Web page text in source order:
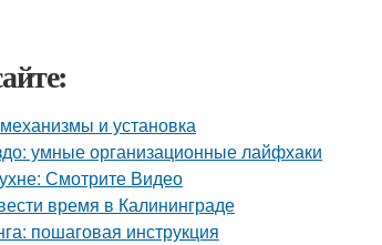
и установка
умные организационные лайфхаки
Смотрите Видео
время в Калининграде
пошаговая инструкция